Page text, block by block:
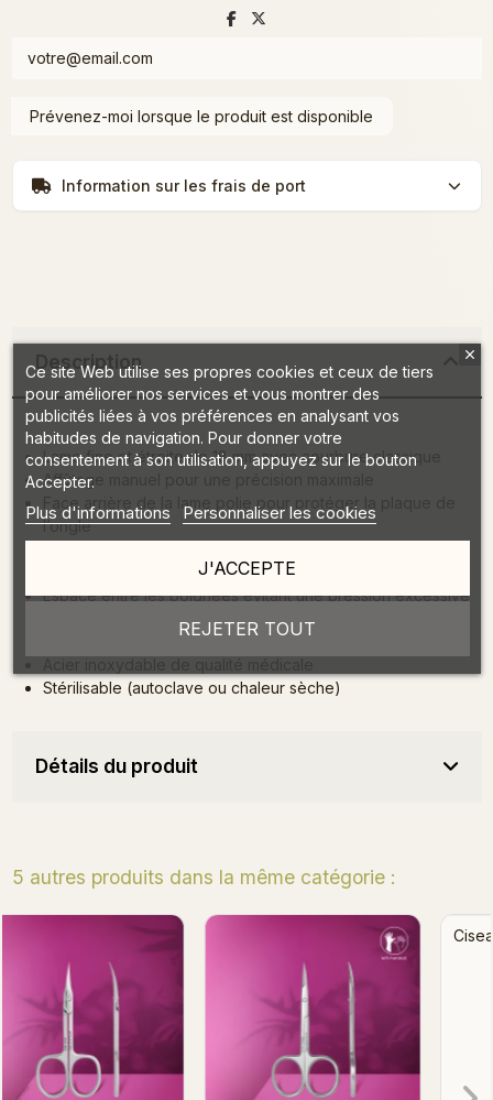
Information sur les frais de port
Description
Lame fine et étroite de 18 mm avec courbure classique
Affûtage manuel pour une précision maximale
Face arrière de la lame polie pour protéger la plaque de
l’ongle
Espace entre les poignées évitant une pression excessive
Surface satinée agréable au toucher et résistante à la
Stérilisable (autoclave ou chaleur sèche)
Détails du produit
5 autres produits dans la même catégorie :
Ciseaux à Chablon Expert
90/2
Ce site Web utilise ses propres cookies et ceux de tiers
pour améliorer nos services et vous montrer des
publicités liées à vos préférences en analysant vos
habitudes de navigation. Pour donner votre
consentement à son utilisation, appuyez sur le bouton
Accepter.
Plus d'informations Personnaliser les cookies
REJETER TOUT
J'ACCEPTE